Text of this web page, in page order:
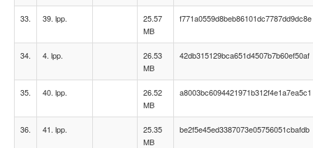
33. 39. lpp.
25.57
MB
f771a0559d8beb86101dc7787dd9dc8e
34. 4. lpp.
26.53
MB
42db315129bca651d4507b7b60ef50af
35. 40. lpp.
26.52
MB
a8003bc6094421971b312f4e1a7ea5c1
36. 41. lpp.
25.35
MB
be2f5e45ed3387073e05756051cbafdb